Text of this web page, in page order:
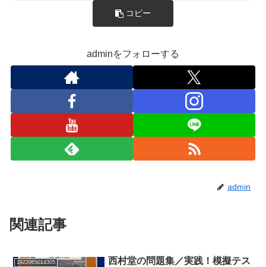
コピー
adminをフォローする
admin
関連記事
1922065014305
西村堂の問題集／実践！模擬テス